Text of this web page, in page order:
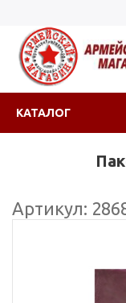
КАТАЛОГ
Артикул: